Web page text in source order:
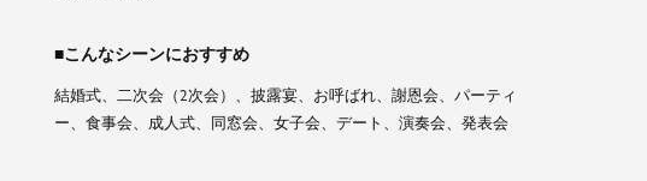
こんなシーンにおすすめ
結婚式、二次会（2次会）、披露宴、お呼ばれ、謝恩会、パーティ
ー、食事会、成人式、同窓会、女子会、デート、演奏会、発表会